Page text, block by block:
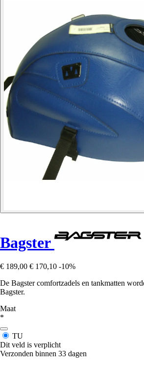
Bagster
€ 189,00 € 170,10 -10%
De Bagster comfortzadels en tankmatten
Bagster.
Maat
*
TU
Dit veld is verplicht
Verzonden binnen 33 dagen